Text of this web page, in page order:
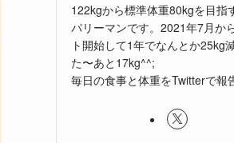
122kgから標準体重80kgを目指
パリーマンです。2021年7月か
ト開始して1年でなんとか25kg
た〜あと17kg^^;
毎日の食事と体重をTwitterで